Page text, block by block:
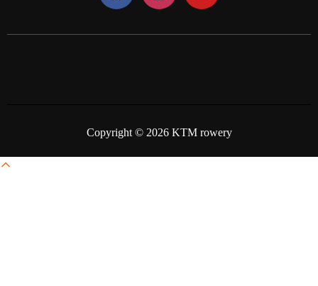
Copyright © 2026 KTM rowery